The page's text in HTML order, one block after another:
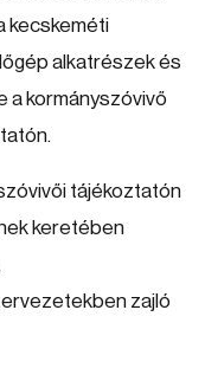
kecskeméti
alkatrészek és
a kormányszóvivő
tájékoztatón
keretében
zajló